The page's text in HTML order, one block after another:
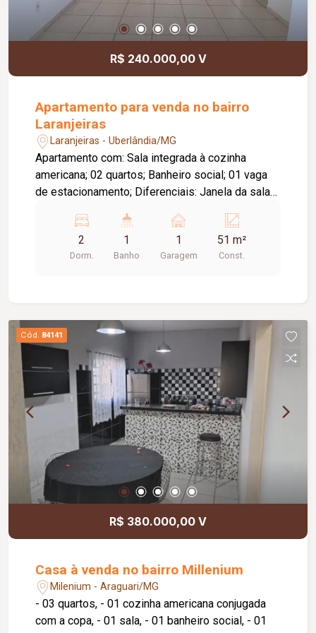
R$ 240.000,00 V
Apartamento para venda no bairro
Laranjeiras
Laranjeiras - Uberlândia/MG
Apartamento com: Sala integrada à cozinha
americana; 02 quartos; Banheiro social; 01 vaga
de estacionamento; Diferenciais: Janela da sala
para o sol da manhã; O condomínio conta com:
Salão de festas; Mercado; Elevador.
2
Dorm.
1
Banho
1
Garagem
51 m²
Const.
Cód. 84141
R$ 380.000,00 V
Casa à venda no bairro Millenium
Milenium - Araguari/MG
- 03 quartos, - 01 cozinha americana conjugada
com a copa, - 01 sala, - 01 banheiro social, - 01